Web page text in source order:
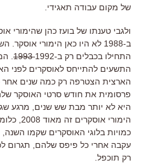
של מקום עבודה תאגידי.
ב-1988 לא היו כאן הימורי
התחילו בכבלים רק ב-1992
1993
.
התשעים להתייחס לאוסקרים לפני
הארצית הצטרפה רק כמה שנים אחר
פרסומית את חודש סרטי האוסקר
היא לא יותר מבת שש שנים, מרגע
הימורי
כמויות בלוגי האוסקרים שקמו
עקבה אחרי כל פיפס שלהם, תגרום
רק תוכפל.